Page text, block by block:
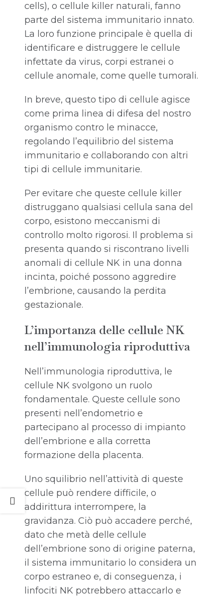
cells), o cellule killer naturali, fanno
parte del sistema immunitario innato.
La loro funzione principale è quella di
identificare e distruggere le cellule
infettate da virus, corpi estranei o
cellule anomale, come quelle tumorali.
In breve, questo tipo di cellule agisce
come prima linea di difesa del nostro
organismo contro le minacce,
regolando l’equilibrio del sistema
immunitario e collaborando con altri
tipi di cellule immunitarie.
Per evitare che queste cellule killer
distruggano qualsiasi cellula sana del
corpo, esistono meccanismi di
controllo molto rigorosi. Il problema si
presenta quando si riscontrano livelli
anomali di cellule NK in una donna
incinta, poiché possono aggredire
l’embrione, causando la perdita
gestazionale.
L’importanza delle cellule NK
nell’immunologia riproduttiva
Nell’immunologia riproduttiva, le
cellule NK svolgono un ruolo
fondamentale. Queste cellule sono
presenti nell’endometrio e
partecipano al processo di impianto
dell’embrione e alla corretta
formazione della placenta.
Uno squilibrio nell’attività di queste
cellule può rendere difficile, o
addirittura interrompere, la
gravidanza. Ciò può accadere perché,
dato che metà delle cellule
dell’embrione sono di origine paterna,
il sistema immunitario lo considera un
corpo estraneo e, di conseguenza, i
linfociti NK potrebbero attaccarlo e